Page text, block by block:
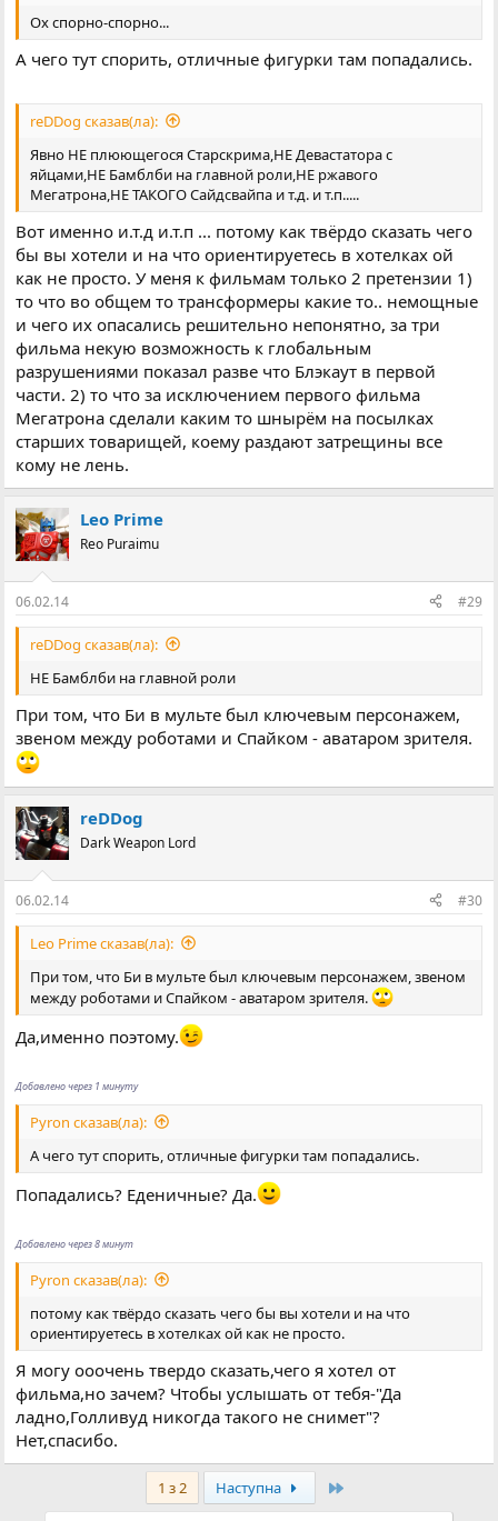
Ох спорно-спорно...
А чего тут спорить, отличные фигурки там попадались.
reDDog сказав(ла):
Явно НЕ плюющегося Старскрима,НЕ Девастатора с
яйцами,НЕ Бамблби на главной роли,НЕ ржавого
Мегатрона,НЕ ТАКОГО Сайдсвайпа и т.д. и т.п.....
Вот именно и.т.д и.т.п ... потому как твёрдо сказать чего
бы вы хотели и на что ориентируетесь в хотелках ой
как не просто. У меня к фильмам только 2 претензии 1)
то что во общем то трансформеры какие то.. немощные
и чего их опасались решительно непонятно, за три
фильма некую возможность к глобальным
разрушениями показал разве что Блэкаут в первой
части. 2) то что за исключением первого фильма
Мегатрона сделали каким то шнырём на посылках
старших товарищей, коему раздают затрещины все
кому не лень.
Leo Prime
Reo Puraimu
06.02.14 #29
reDDog сказав(ла):
НЕ Бамблби на главной роли
При том, что Би в мульте был ключевым персонажем,
звеном между роботами и Спайком - аватаром зрителя.
reDDog
Dark Weapon Lord
06.02.14 #30
Leo Prime сказав(ла):
При том, что Би в мульте был ключевым персонажем, звеном
между роботами и Спайком - аватаром зрителя.
Да,именно поэтому.
Добавлено через 1 минуту
Pyron сказав(ла):
А чего тут спорить, отличные фигурки там попадались.
Попадались? Еденичные? Да.
Добавлено через 8 минут
Pyron сказав(ла):
потому как твёрдо сказать чего бы вы хотели и на что
ориентируетесь в хотелках ой как не просто.
Я могу ооочень твердо сказать,чего я хотел от
фильма,но зачем? Чтобы услышать от тебя-"Да
ладно,Голливуд никогда такого не снимет"?
Нет,спасибо.
1 з 2 Наступна